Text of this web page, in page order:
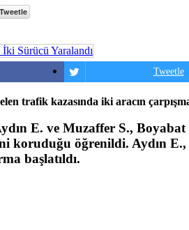
Tweetle
trafik kazasında iki aracın
E. ve Muzaffer S.,
koruduğu öğrenildi. Aydın E.,
başlatıldı.